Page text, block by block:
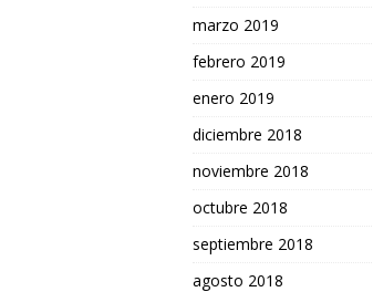
marzo 2019
febrero 2019
enero 2019
diciembre 2018
noviembre 2018
octubre 2018
septiembre 2018
agosto 2018